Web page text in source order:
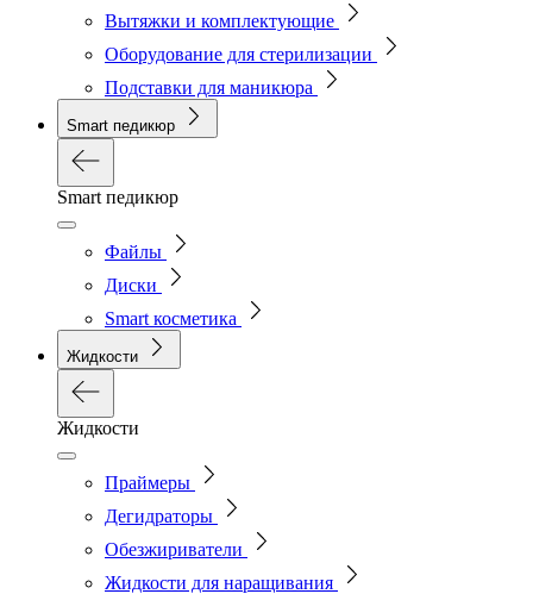
Вытяжки и комплектующие
Оборудование для стерилизации
Подставки для маникюра
Smart педикюр
Smart педикюр
Файлы
Диски
Smart косметика
Жидкости
Жидкости
Праймеры
Дегидраторы
Обезжириватели
Жидкости для наращивания